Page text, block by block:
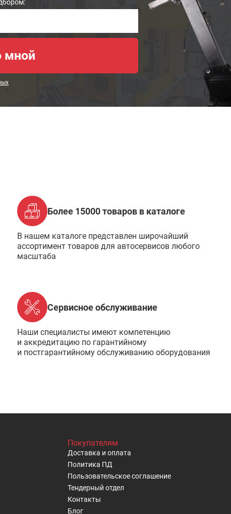
Более 15000 товаров в каталоге
В нашем каталоге представлен широчайший
ассортимент товаров для автосервисов любого
масштаба
Сервисное обслуживание
Наши специалисты имеют компетенцию
и аккредитацию по гарантийному
и постгарантийному обслуживанию оборудования
Покупателям
Доставка и оплата
Политика ПД
Пользовательское cоглашение
Тендерный отдел
Контакты
Блог